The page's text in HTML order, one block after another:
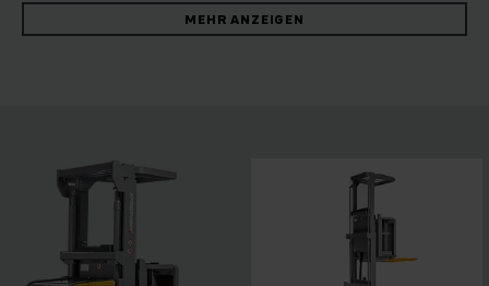
aufgenommen werden. Der energiesparende 3,2-kW-Antrieb
beeindruckt durch hohe Beschleunigungswerte, hohe
intuitive Anordnung der Bedienelemente, 4-Zoll-Display und
drei wählbare Fahrprogramme. Darüber hinaus machen
diverse Ausstattungsoptionen und Assistenzsysteme diesen
Hochhub-Kommissionierer flexibel einsetzbar. Für den Fahrer
gilt: Einfach aufsteigen und losfahren.
MEHR ANZEIGEN